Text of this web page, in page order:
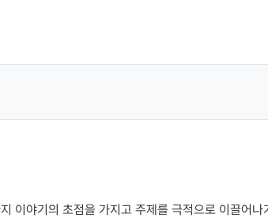
이야기의 초점을 가지고 주제를 극적으로 이끌어